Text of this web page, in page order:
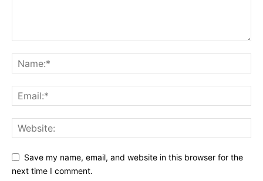
Save my name, email, and website in this browser for the
next time I comment.